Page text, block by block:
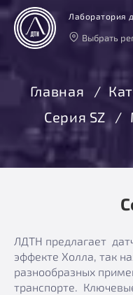
Лаборатория
Выбрать
Москва
Санкт-
Главная
Серия SZ
ЛДТН предлагает
эффекте Холла, так
разнообразных
транспорте.